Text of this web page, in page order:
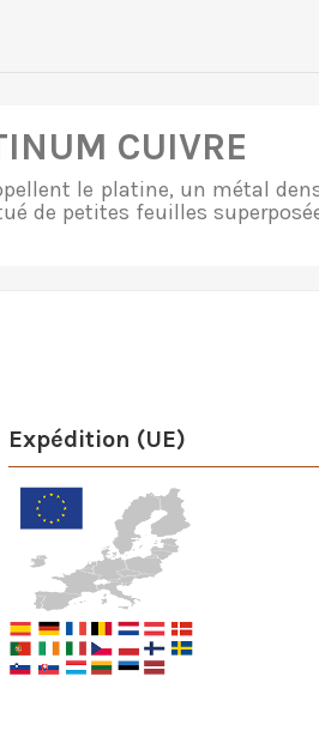
CUIVRE
le platine, un métal
de petites feuilles
Expédition (UE)